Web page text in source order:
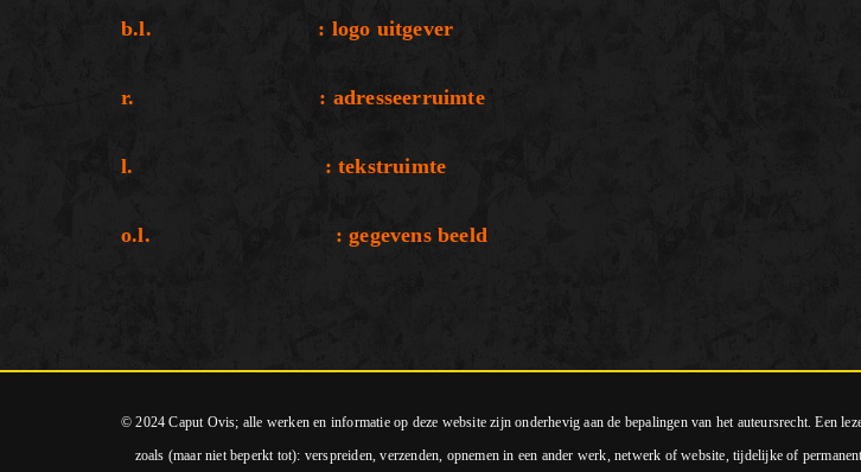
b.l. : logo uitgever
r. : adresseerruimte
l. : tekstruimte
o.l. : gegevens beeld
© 2024 Caput Ovis; alle werken en informatie op deze website zijn onderhevig aan de bepalingen van het auteursrecht. Een
zoals (maar niet beperkt tot): verspreiden, verzenden, opnemen in een ander werk, netwerk of website, tijdelijke of